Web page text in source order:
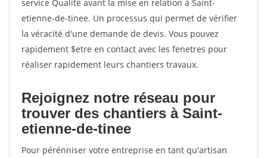
service Qualité avant la mise en relation à Saint-
etienne-de-tinee. Un processus qui permet de vérifier
la véracité d'une demande de devis. Vous pouvez
rapidement $etre en contact avec les fenetres pour
réaliser rapidement leurs chantiers travaux.
Rejoignez notre réseau pour
trouver des chantiers à Saint-
etienne-de-tinee
Pour pérénniser votre entreprise en tant qu'artisan